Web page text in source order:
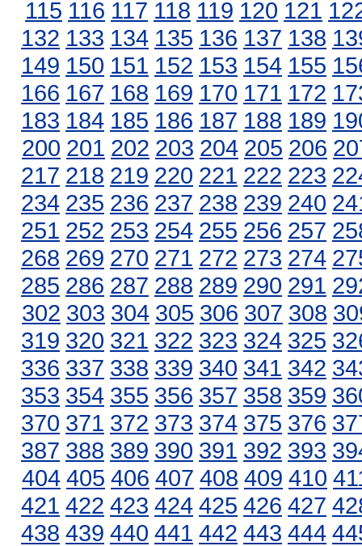
115 116 117 118 119 120 121
132 133 134 135 136 137 138
149 150 151 152 153 154 155
166 167 168 169 170 171 172
183 184 185 186 187 188 189
200 201 202 203 204 205 206
217 218 219 220 221 222 223
234 235 236 237 238 239 240
251 252 253 254 255 256 257
268 269 270 271 272 273 274
285 286 287 288 289 290 291
302 303 304 305 306 307 308
319 320 321 322 323 324 325
336 337 338 339 340 341 342
353 354 355 356 357 358 359
370 371 372 373 374 375 376
387 388 389 390 391 392 393
404 405 406 407 408 409 410
421 422 423 424 425 426 427
438 439 440 441 442 443 444